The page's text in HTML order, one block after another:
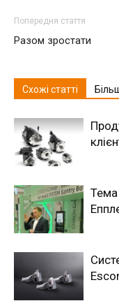
Попередня стаття
Разом зростати
Схожі статті
Тема